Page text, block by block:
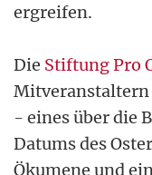
ergreifen.
Die Stiftung Pro
Mitveranstaltern
- eines über die
Datums des
Ökumene und